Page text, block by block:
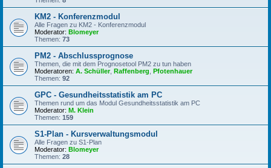
KM2 - Konferenzmodul
Alle Fragen zu KM2 - Konferenzmodul
Moderator: Blomeyer
Themen: 73
PM2 - Abschlussprognose
Themen, die mit dem Prognosetool PM2 zu tun haben
Moderatoren: A. Schüller, Raffenberg Pfotenhauer
Themen: 92
GPC - Gesundheitsstatistik am PC
Themen rund um das Modul Gesundheitsstatistik am PC
Moderator: M. Klein
Themen: 159
S1-Plan - Kursverwaltungsmodul
Alle Fragen zu S1-Plan
Moderator: Blomeyer
Themen: 28